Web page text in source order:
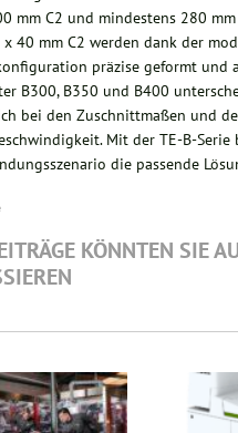
mm C2 und mindestens 280
x 40 mm C2 werden dank der
präzise geformt und
B300, B350 und B400
bei den Zuschnittmaßen und
Mit der TE-B-
die passende
KÖNNTEN SIE